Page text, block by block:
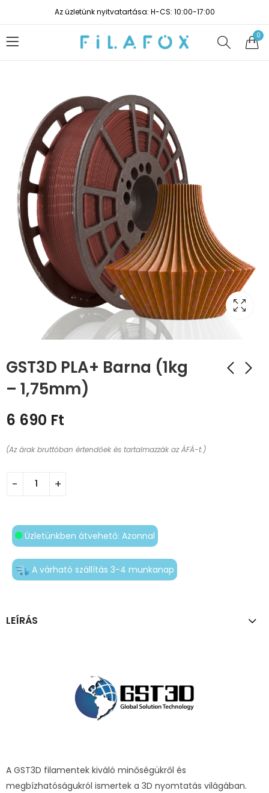
Az üzletünk nyitvatartása: H-CS: 10:00-17:00
0
GST3D PLA+ Barna (1kg
– 1,75mm)
6 690 Ft
(Az árak bruttóban értendőek és tartalmazzák az ÁFÁ-t.)
Üzletünkben átvehető: Azonnal
A várható szállítás 3-4 munkanap
LEÍRÁS
A GST3D filamentek kiváló minőségükről és
megbízhatóságukról ismertek a 3D nyomtatás világában.